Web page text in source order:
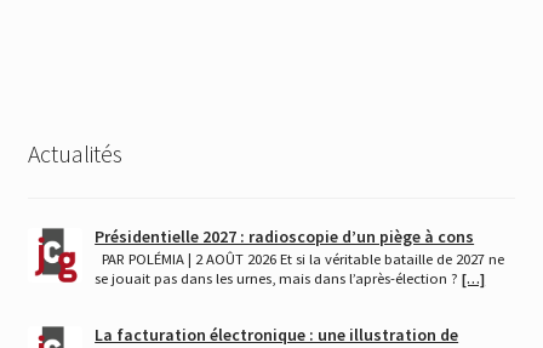
Actualités
Présidentielle 2027 : radioscopie d’un piège à cons
PAR POLÉMIA | 2 AOÛT 2026 Et si la véritable bataille de 2027 ne
se jouait pas dans les urnes, mais dans l’après-élection ?[…]
La facturation électronique : une illustration de